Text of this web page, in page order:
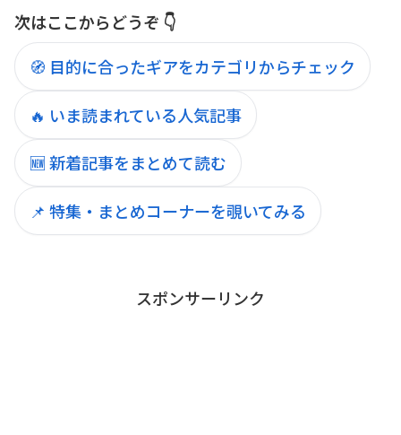
次はここからどうぞ 👇
🧭 目的に合ったギアをカテゴリからチェック
🔥 いま読まれている人気記事
🆕 新着記事をまとめて読む
📌 特集・まとめコーナーを覗いてみる
スポンサーリンク